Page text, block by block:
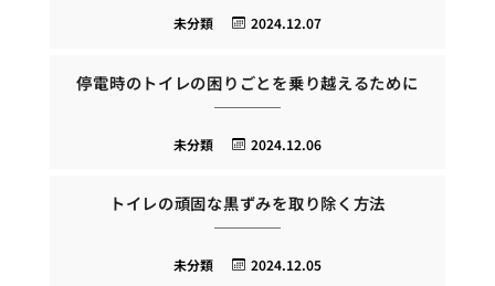
2024.12.07
未分類
停電時のトイレの困りごとを乗り越えるために
2024.12.06
未分類
トイレの頑固な黒ずみを取り除く方法
2024.12.05
未分類